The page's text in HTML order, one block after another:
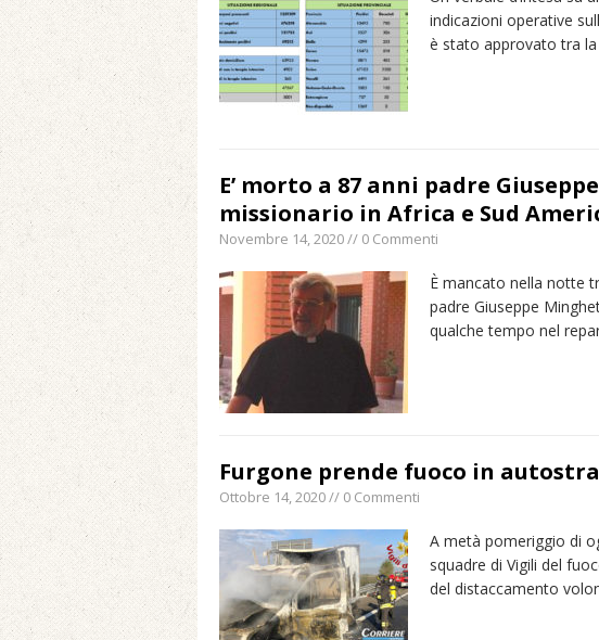
Maggio 11, 2024 in Speciali:Dieci anni
indicazioni operative
è stato approvato tra la
E’ morto a 87 anni padre
missionario in Africa e Sud
Novembre 14, 2020 // 0 Commenti
È mancato nella notte
padre Giuseppe
qualche tempo nel
Furgone prende fuoco in
Ottobre 14, 2020 // 0 Commenti
A metà pomeriggio di
squadre di Vigili del
del distaccamento